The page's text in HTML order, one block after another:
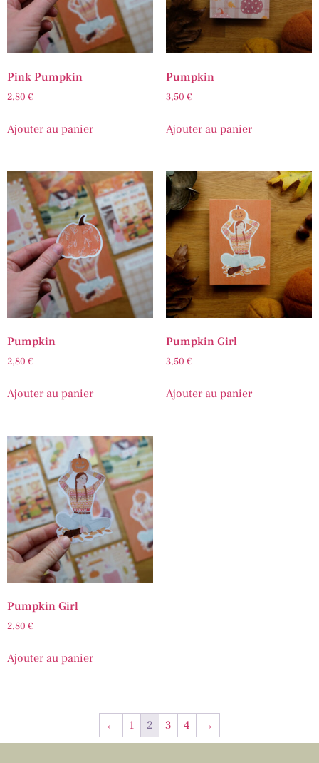
Pink Pumpkin
2,80 €
Ajouter au panier
Pumpkin
3,50 €
Ajouter au panier
Pumpkin
2,80 €
Ajouter au panier
Pumpkin Girl
3,50 €
Ajouter au panier
Pumpkin Girl
2,80 €
Ajouter au panier
← 1 2 3 4 →